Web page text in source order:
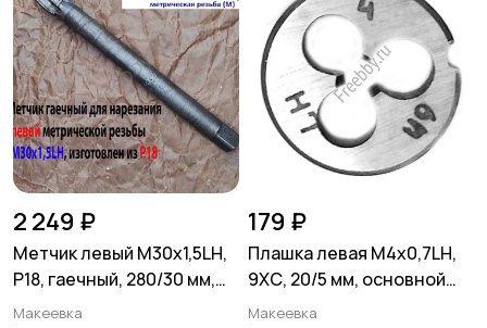
2 249 ₽
Метчик левый М30х1,5LH,
Р18, гаечный, 280/30 мм,
мелкий шаг, СССР.
Макеевка
179 ₽
Плашка левая М4х0,7LH,
9ХС, 20/5 мм, основной
шаг, ГОСТ 9740-71.
Макеевка